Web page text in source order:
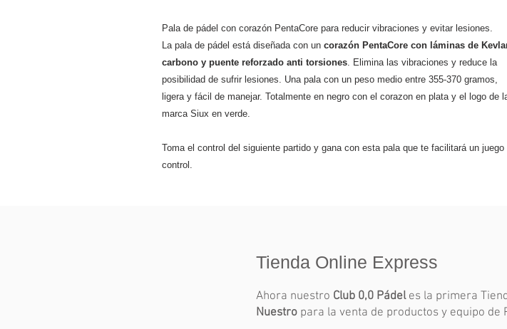
Pala de pádel con corazón PentaCore para reducir vibraciones y evitar lesiones.
La pala de pádel está diseñada con un corazón PentaCore con láminas de
carbono y puente reforzado anti torsiones. Elimina las vibraciones y reduce la
posibilidad de sufrir lesiones. Una pala con un peso medio entre 355-370 gramos,
ligera y fácil de manejar. Totalmente en negro con el corazon en plata y el logo de
marca Siux en verde.
Toma el control del siguiente partido y gana con esta pala que te facilitará un juego
control.
Tienda Online Express
Ahora nuestro Club 0,0 Pádeles la primera
Nuestro para la venta de productos y equipo de